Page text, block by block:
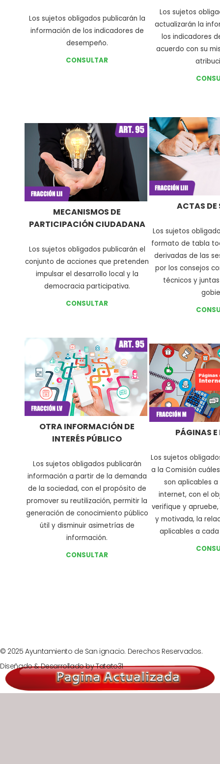
Los sujetos obligados publicarán la
información de los indicadores de
desempeño.
CONSULTAR
Los sujetos
actualizarán la
los indicadores
acuerdo con su
MECANISMOS DE
PARTICIPACIÓN CIUDADANA
Los sujetos obligados publicarán el
conjunto de acciones que pretenden
impulsar el desarrollo local y la
democracia participativa.
CONSULTAR
ACTAS DE
Los sujetos
formato de tabla
derivadas de las
por los consejos
técnicos y
OTRA INFORMACIÓN DE
INTERÉS PÚBLICO
Los sujetos obligados publicarán
información a partir de la demanda
de la sociedad, con el propósito de
promover su reutilización, permitir la
generación de conocimiento público
útil y disminuir asimetrías de
información.
CONSULTAR
PÁGINAS
Los sujetos
a la Comisión
son aplicables
internet, con el
verifique y
y motivada, la
aplicables a
© 2025 Ayuntamiento de San ignacio. Derechos Reservados.
Diseñado & Desarrollado byTatato31